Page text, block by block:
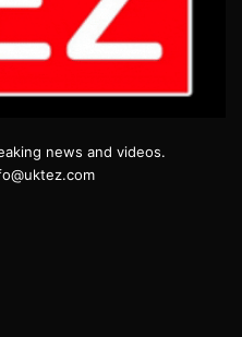
news and videos.